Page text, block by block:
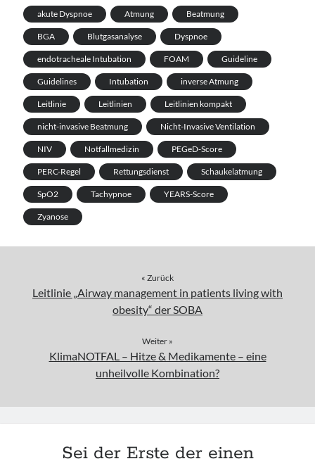
akute Dyspnoe Atmung Beatmung
BGA Blutgasanalyse Dyspnoe
endotracheale Intubation FOAM Guideline
Guidelines Intubation inverse Atmung
Leitlinie Leitlinien Leitlinien kompakt
nicht-invasive Beatmung Nicht-Invasive Ventilation
NIV Notfallmedizin PEGeD-Score
PERC-Regel Rettungsdienst Schaukelatmung
SpO2 Tachypnoe YEARS-Score
Zyanose
« Zurück
Leitlinie „Airway management in patients living with
obesity“ der SOBA
Weiter »
KlimaNOTFAL – Hitze & Medikamente – eine
unheilvolle Kombination?
Sei der Erste der einen